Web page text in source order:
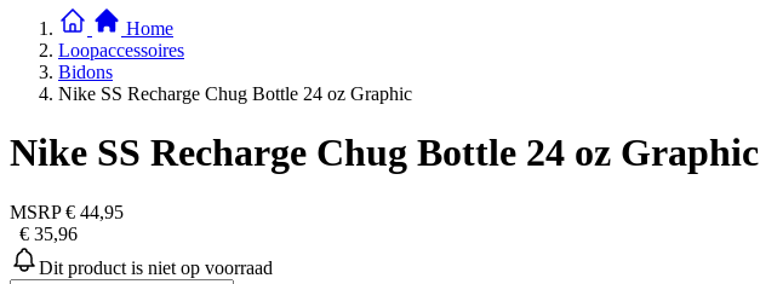
Home
Loopaccessoires
Bidons
Nike SS Recharge Chug Bottle 24 oz Graphic
Nike SS Recharge Chug Bottle 24 oz Graphic
MSRP € 44,95
€ 35,96
Dit product is niet op voorraad